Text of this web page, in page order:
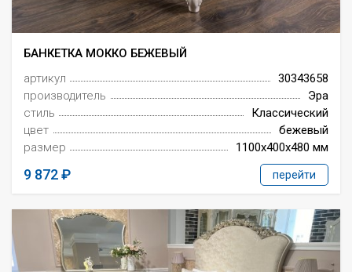
БАНКЕТКА МОККО БЕЖЕВЫЙ
артикул
30343658
производитель
Эра
стиль
Классический
цвет
бежевый
размер
1100x400x480 мм
9 872 перейти